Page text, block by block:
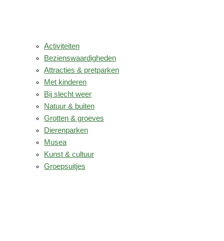
Activiteiten
Bezienswaardigheden
Attracties & pretparken
Met kinderen
Bij slecht weer
Natuur & buiten
Grotten & groeves
Dierenparken
Musea
Kunst & cultuur
Groepsuitjes